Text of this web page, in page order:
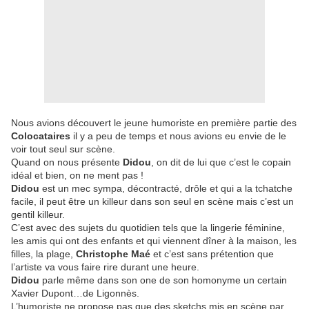
Nous avions découvert le jeune humoriste en première partie des
Colocataires il y a peu de temps et nous avions eu envie de le
voir tout seul sur scène.
Quand on nous présente Didou , on dit de lui que c’est le copain
idéal et bien, on ne ment pas !
Didou est un mec sympa, décontracté, drôle et qui a la tchatche
facile, il peut être un killeur dans son seul en scène mais c’est un
gentil killeur.
C’est avec des sujets du quotidien tels que la lingerie féminine,
les amis qui ont des enfants et qui viennent dîner à la maison, les
filles, la plage, Christophe Maé et c’est sans prétention que
l’artiste va vous faire rire durant une heure.
Didou parle même dans son one de son homonyme un certain
Xavier Dupont…de Ligonnès.
L’humoriste ne propose pas que des sketchs mis en scène par